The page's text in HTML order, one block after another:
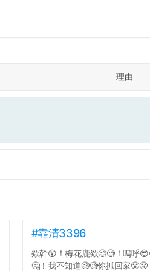
理由
#靠清3396
欸幹😲！梅花鹿欸🧐🧐！嗚呼
🤔！我不知道🧐🧐你抓回家